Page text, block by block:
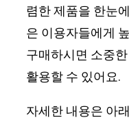
렴한 제품을 한눈
은 이용자들에게
구매하시면 소중
활용할 수 있어요.
자세한 내용은 아